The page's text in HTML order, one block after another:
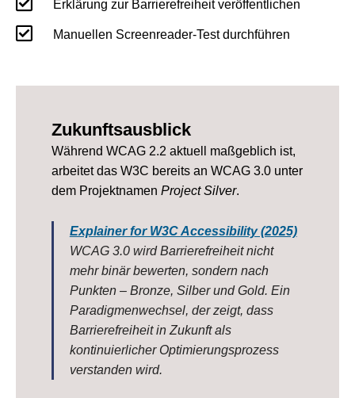
Erklärung zur Barrierefreiheit veröffentlichen
 Manuellen Screenreader-Test durchführen
Zukunftsausblick
Während WCAG 2.2 aktuell maßgeblich ist,
arbeitet das W3C bereits an WCAG 3.0 unter
dem Projektnamen Project Silver.
Explainer for W3C Accessibility (2025)
WCAG 3.0 wird Barrierefreiheit nicht
mehr binär bewerten, sondern nach
Punkten – Bronze, Silber und Gold. Ein
Paradigmenwechsel, der zeigt, dass
Barrierefreiheit in Zukunft als
kontinuierlicher Optimierungsprozess
verstanden wird.